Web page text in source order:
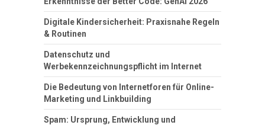
Digitale Kindersicherheit: Praxisnahe Regeln
& Routinen
Datenschutz und
Werbekennzeichnungspflicht im Internet
Die Bedeutung von Internetforen für Online-
Marketing und Linkbuilding
Spam: Ursprung, Entwicklung und